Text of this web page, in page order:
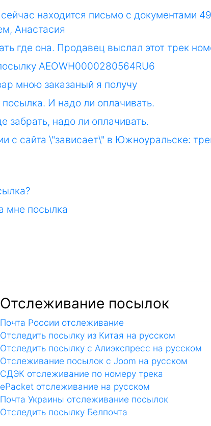
находится письмо с документами
Анастасия
где она. Продавец выслал этот трек
AEOWH0000280564RU6
мною заказаный я получу
И надо ли оплачивать.
забрать, надо ли оплачивать.
с сайта \"зависает\" в Южноуральске:
мне посылка
Отслеживание посылок
Почта России отслеживание
Отследить посылку из Китая на русском
Отследить посылку с Алиэкспресс на русском
Отслеживание посылок с Joom на русском
СДЭК отслеживание по номеру трека
ePacket отслеживание на русском
Почта Украины отслеживание посылок
Отследить посылку Белпочта